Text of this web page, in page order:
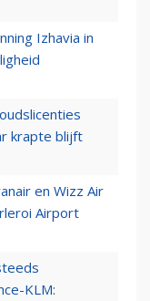
Izhavia in
krapte blijft
en Wizz Air
Airport
KLM: